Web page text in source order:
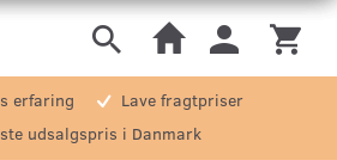
erfaring
Lave fragtpriser
udsalgspris i Danmark